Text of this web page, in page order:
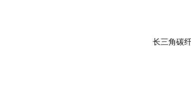
长三角碳